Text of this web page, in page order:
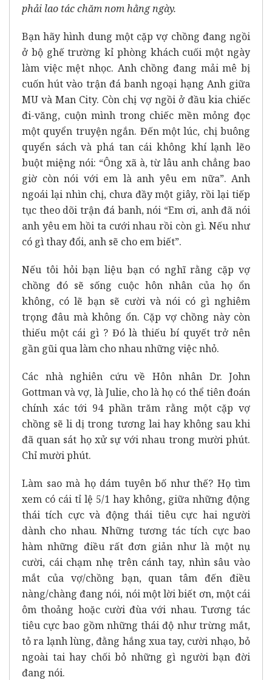
phải lao tác chăm nom hằng ngày.
Bạn hãy hình dung một cặp vợ chồng đang ngồi
ở bộ ghế trường kỉ phòng khách cuối một ngày
làm việc mệt nhọc. Anh chồng đang mải mê bị
cuốn hút vào trận đá banh ngoại hạng Anh giữa
MU và Man City. Còn chị vợ ngồi ở đầu kia chiếc
đi-văng, cuộn mình trong chiếc mền mỏng đọc
một quyển truyện ngắn. Đến một lúc, chị buông
quyển sách và phá tan cái không khí lạnh lẽo
buột miệng nói: “Ông xã à, từ lâu anh chẳng bao
giờ còn nói với em là anh yêu em nữa”. Anh
ngoái lại nhìn chị, chưa đầy một giây, rồi lại tiếp
tục theo dõi trận đá banh, nói “Em ơi, anh đã nói
anh yêu em hồi ta cưới nhau rồi còn gì. Nếu như
có gì thay đổi, anh sẽ cho em biết”.
Nếu tôi hỏi bạn liệu bạn có nghĩ rằng cặp vợ
chồng đó sẽ sống cuộc hôn nhân của họ ổn
không, có lẽ bạn sẽ cười và nói có gì nghiêm
trọng đâu mà không ổn. Cặp vợ chồng này còn
thiếu một cái gì ? Đó là thiếu bí quyết trở nên
gần gũi qua làm cho nhau những việc nhỏ.
Các nhà nghiên cứu về Hôn nhân Dr. John
Gottman và vợ, là Julie, cho là họ có thể tiên đoán
chính xác tới 94 phần trăm rằng một cặp vợ
chồng sẽ li dị trong tương lai hay không sau khi
đã quan sát họ xử sự với nhau trong mười phút.
Chỉ mười phút.
Làm sao mà họ dám tuyên bố như thế? Họ tìm
xem có cái tỉ lệ 5/1 hay không, giữa những động
thái tích cực và động thái tiêu cực hai người
dành cho nhau. Những tương tác tích cực bao
hàm những điều rất đơn giản như là một nụ
cười, cái chạm nhẹ trên cánh tay, nhìn sâu vào
mắt của vợ/chồng bạn, quan tâm đến điều
nàng/chàng đang nói, nói một lời biết ơn, một cái
ôm thoảng hoặc cười đùa với nhau. Tương tác
tiêu cực bao gồm những thái độ như trừng mắt,
tỏ ra lạnh lùng, đằng hắng xua tay, cười nhạo, bỏ
ngoài tai hay chối bỏ những gì người bạn đời
đang nói.